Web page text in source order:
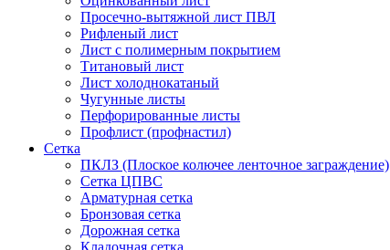
Просечно-вытяжной лист ПВЛ
Рифленый лист
Лист с полимерным покрытием
Титановый лист
Лист холоднокатаный
Чугунные листы
Перфорированные листы
Профлист (профнастил)
Сетка
ПКЛЗ (Плоское колючее ленточное заграждение)
Сетка ЦПВС
Арматурная сетка
Бронзовая сетка
Дорожная сетка
Кладочная сетка